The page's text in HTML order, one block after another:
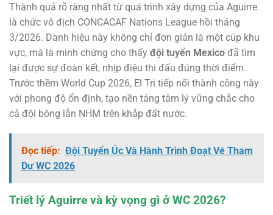
Thành quả rõ ràng nhất từ quá trình xây dựng của Aguirre
là chức vô địch CONCACAF Nations League hồi tháng
3/2026. Danh hiệu này không chỉ đơn giản là một cúp khu
vực, mà là minh chứng cho thấy đội tuyển Mexico đã tìm
lại được sự đoàn kết, nhịp điệu thi đấu đúng thời điểm.
Trước thềm World Cup 2026, El Tri tiếp nối thành công này
với phong độ ổn định, tạo nền tảng tâm lý vững chắc cho
cả đội bóng lẫn NHM trên khắp đất nước.
Đọc tiếp: Đội Tuyển Úc Và Hành Trình Đoạt Vé Tham
Dự WC 2026
Triết lý Aguirre và kỳ vọng gì ở WC 2026?